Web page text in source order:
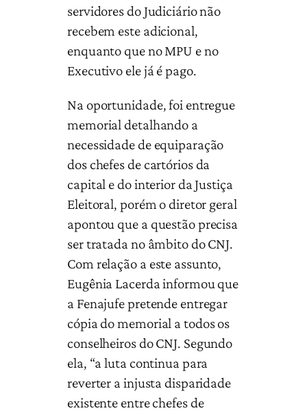
servidores do Judiciário não
recebem este adicional,
enquanto que no MPU e no
Executivo ele já é pago.
Na oportunidade, foi entregue
memorial detalhando a
necessidade de equiparação
dos chefes de cartórios da
capital e do interior da Justiça
Eleitoral, porém o diretor geral
apontou que a questão precisa
ser tratada no âmbito do CNJ.
Com relação a este assunto,
Eugênia Lacerda informou que
a Fenajufe pretende entregar
cópia do memorial a todos os
conselheiros do CNJ. Segundo
ela, “a luta continua para
reverter a injusta disparidade
existente entre chefes de